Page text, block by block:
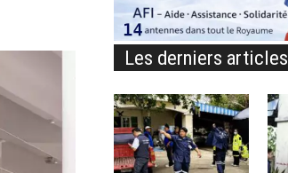
Les derniers articles